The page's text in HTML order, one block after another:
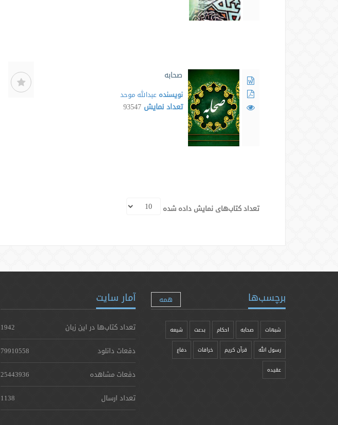
صحابه
نویسنده عبدالله موحد
تعداد نمایش 93547
تعداد کتاب‌های نمایش داده شده
برچسب‌ها همه
شبهات صحابه احکام بدعت شیعه
رسول الله قرآن کریم خرافات دفاع
عقیده
آمار سایت
تعداد کتاب‌ها در این زبان
1942
دفعات دانلود
79910558
دفعات مشاهده
25443936
تعداد ارسال
1138